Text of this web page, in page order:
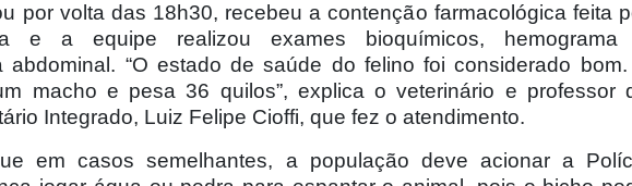
por volta das 18h30, recebeu a contenção farmacológica feita
e a equipe realizou exames bioquímicos, hemograma
abdominal. “O estado de saúde do felino foi considerado
macho e pesa 36 quilos”, explica o veterinário e professor
Integrado, Luiz Felipe Cioffi, que fez o atendimento.
em casos semelhantes, a população deve acionar a